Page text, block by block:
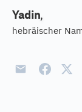
Yadin,
hebräischer